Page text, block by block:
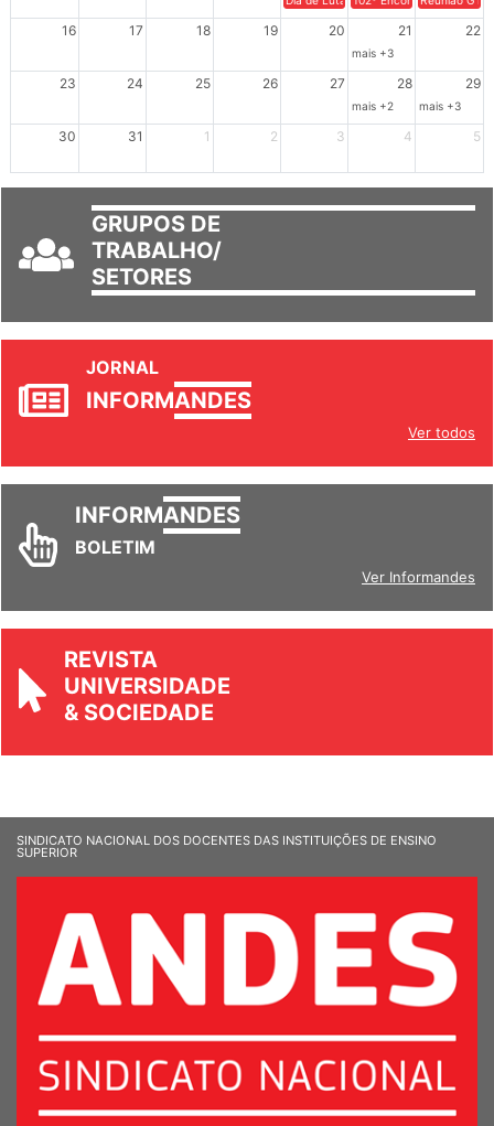
16 17 18 19 20 21 22
mais +3
23 24 25 26 27 28 29
mais +2 mais +3
30 31 1 2 3 4 5
GRUPOS DE
TRABALHO/
SETORES
JORNAL
INFORMANDES
Ver todos
INFORMANDES
BOLETIM
Ver Informandes
REVISTA
UNIVERSIDADE
& SOCIEDADE
SINDICATO NACIONAL DOS DOCENTES DAS INSTITUIÇÕES DE ENSINO
SUPERIOR